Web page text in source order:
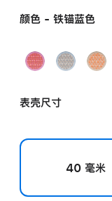
颜色 - 铁锚蓝色
亮
石
雾
色
蜜
表壳尺寸
40 毫米